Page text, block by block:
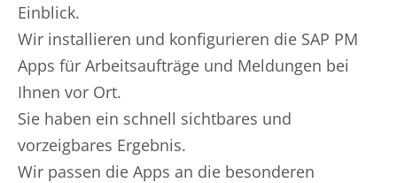
Einblick.
Wir installieren und konfigurieren die SAP PM
Apps für Arbeitsaufträge und Meldungen bei
Ihnen vor Ort.
Sie haben ein schnell sichtbares und
vorzeigbares Ergebnis.
Wir passen die Apps an die besonderen